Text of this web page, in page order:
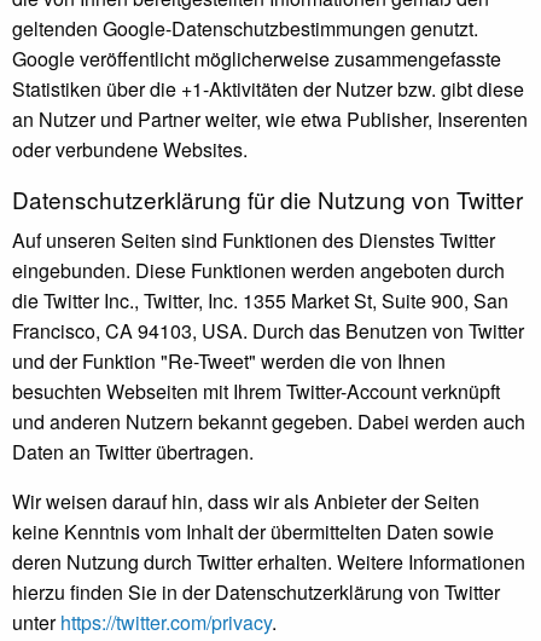
geltenden Google-Datenschutzbestimmungen genutzt.
Google veröffentlicht möglicherweise zusammengefasste
Statistiken über die +1-Aktivitäten der Nutzer bzw. gibt diese
an Nutzer und Partner weiter, wie etwa Publisher, Inserenten
oder verbundene Websites.
Datenschutzerklärung für die Nutzung von Twitter
Auf unseren Seiten sind Funktionen des Dienstes Twitter
eingebunden. Diese Funktionen werden angeboten durch
die Twitter Inc., Twitter, Inc. 1355 Market St, Suite 900, San
Francisco, CA 94103, USA. Durch das Benutzen von Twitter
und der Funktion "Re-Tweet" werden die von Ihnen
besuchten Webseiten mit Ihrem Twitter-Account verknüpft
und anderen Nutzern bekannt gegeben. Dabei werden auch
Daten an Twitter übertragen.
Wir weisen darauf hin, dass wir als Anbieter der Seiten
keine Kenntnis vom Inhalt der übermittelten Daten sowie
deren Nutzung durch Twitter erhalten. Weitere Informationen
hierzu finden Sie in der Datenschutzerklärung von Twitter
unterhttps://twitter.com/privacy.